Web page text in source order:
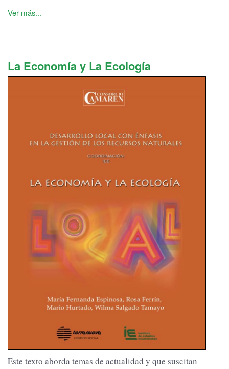
Ver más...
La Economía y La Ecología
Este texto aborda temas de actualidad y que suscitan